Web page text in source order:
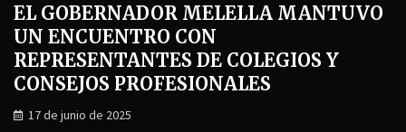
EL GOBERNADOR MELELLA MANTUVO
UN ENCUENTRO CON
REPRESENTANTES DE COLEGIOS Y
CONSEJOS PROFESIONALES
17 de junio de 2025